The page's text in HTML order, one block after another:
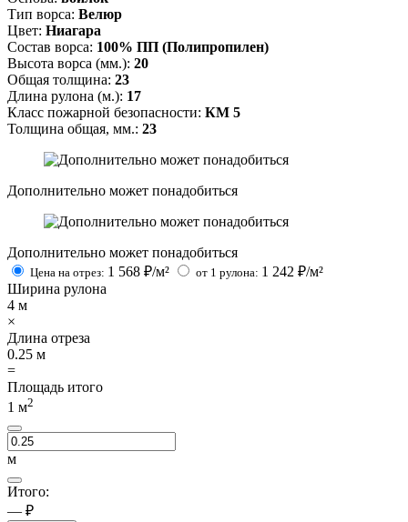
Тип ворса: Велюр
Цвет: Ниагара
Состав ворса: 100% ПП (Полипропилен)
Высота ворса (мм.): 20
Общая толщина: 23
Длина рулона (м.): 17
Класс пожарной безопасности: КМ 5
Толщина общая, мм.: 23
Дополнительно может понадобиться
Дополнительно может понадобиться
Цена на отрез: 1 568 ₽/м² от 1 рулона: 1 242 ₽/м²
Ширина рулона
4 м
×
Длина отреза
0.25 м
=
Площадь итого
1 м2
м
Итого:
— ₽